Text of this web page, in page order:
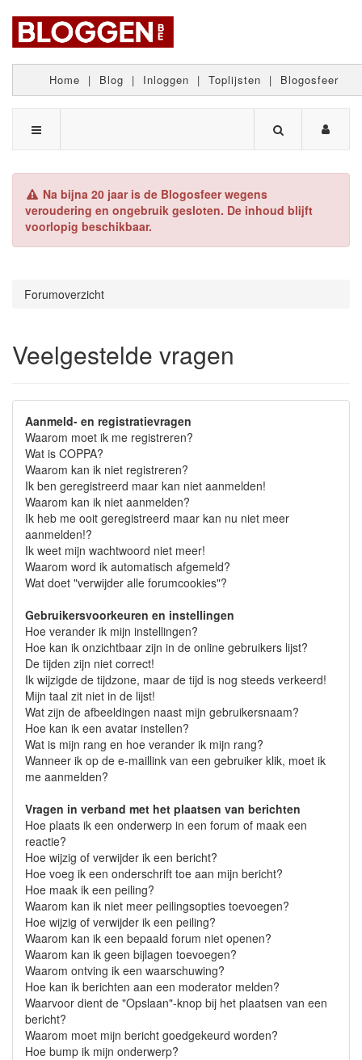
Home | Blog | Inloggen | Toplijsten | Blogosfeer
Na bijna 20 jaar is de Blogosfeer wegens
veroudering en ongebruik gesloten. De inhoud blijft
voorlopig beschikbaar.
Forumoverzicht
Veelgestelde vragen
Aanmeld- en registratievragen
Waarom moet ik me registreren?
Wat is COPPA?
Waarom kan ik niet registreren?
Ik ben geregistreerd maar kan niet aanmelden!
Waarom kan ik niet aanmelden?
Ik heb me ooit geregistreerd maar kan nu niet meer
aanmelden!?
Ik weet mijn wachtwoord niet meer!
Waarom word ik automatisch afgemeld?
Wat doet "verwijder alle forumcookies"?
Gebruikersvoorkeuren en instellingen
Hoe verander ik mijn instellingen?
Hoe kan ik onzichtbaar zijn in de online gebruikers lijst?
De tijden zijn niet correct!
Ik wijzigde de tijdzone, maar de tijd is nog steeds verkeerd!
Mijn taal zit niet in de lijst!
Wat zijn de afbeeldingen naast mijn gebruikersnaam?
Hoe kan ik een avatar instellen?
Wat is mijn rang en hoe verander ik mijn rang?
Wanneer ik op de e-maillink van een gebruiker klik, moet ik
me aanmelden?
Vragen in verband met het plaatsen van berichten
Hoe plaats ik een onderwerp in een forum of maak een
reactie?
Hoe wijzig of verwijder ik een bericht?
Hoe voeg ik een onderschrift toe aan mijn bericht?
Hoe maak ik een peiling?
Waarom kan ik niet meer peilingsopties toevoegen?
Hoe wijzig of verwijder ik een peiling?
Waarom kan ik een bepaald forum niet openen?
Waarom kan ik geen bijlagen toevoegen?
Waarom ontving ik een waarschuwing?
Hoe kan ik berichten aan een moderator melden?
Waarvoor dient de "Opslaan"-knop bij het plaatsen van een
bericht?
Waarom moet mijn bericht goedgekeurd worden?
Hoe bump ik mijn onderwerp?